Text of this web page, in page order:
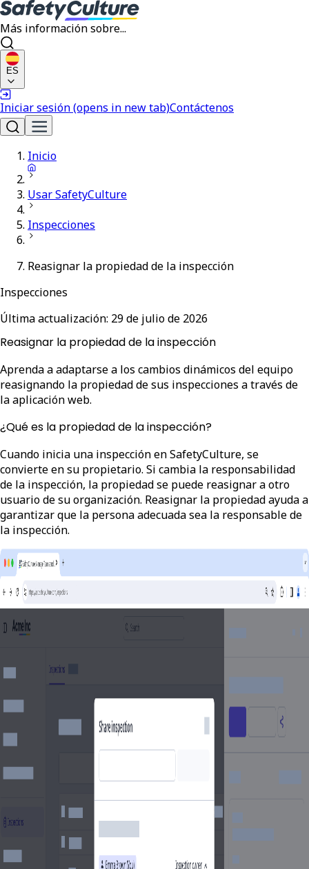
Más información sobre...
ES
Iniciar sesión(opens in new tab)Contáctenos
Inicio
Usar SafetyCulture
Inspecciones
Reasignar la propiedad de la inspección
Inspecciones
Última actualización: 29 de julio de 2026
Reasignar la propiedad de la inspección
Aprenda a adaptarse a los cambios dinámicos del equipo
reasignando la propiedad de sus inspecciones a través de
la aplicación web.
¿Qué es la propiedad de la inspección?
Cuando inicia una inspección en SafetyCulture, se
convierte en su propietario. Si cambia la responsabilidad
de la inspección, la propiedad se puede reasignar a otro
usuario de su organización. Reasignar la propiedad ayuda a
garantizar que la persona adecuada sea la responsable de
la inspección.